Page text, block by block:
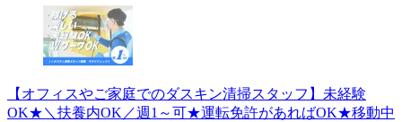
【オフィスやご家庭でのダスキン清掃スタッフ】未経験
OK★＼扶養内OK／週1～可★運転免許があればOK★移動中